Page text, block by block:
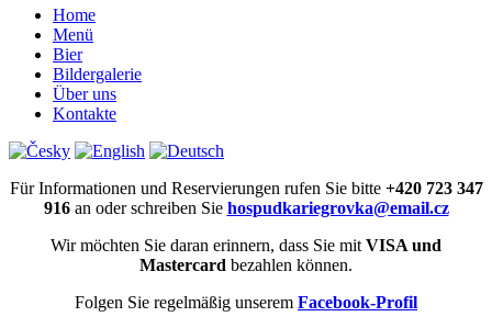
Home
Menü
Bier
Bildergalerie
Über uns
Kontakte
Für Informationen und Reservierungen rufen Sie bitte +420 723 347
916an oder schreiben Sie hospudkariegrovka@email.cz
Wir möchten Sie daran erinnern, dass Sie mit VISA und
Mastercard bezahlen können.
Folgen Sie regelmäßig unserem Facebook-Profil